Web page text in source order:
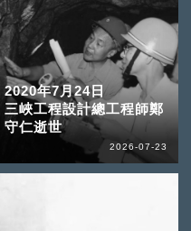
2020年7月24日
三峽工程設計總工程師鄭
守仁逝世
2026-07-23